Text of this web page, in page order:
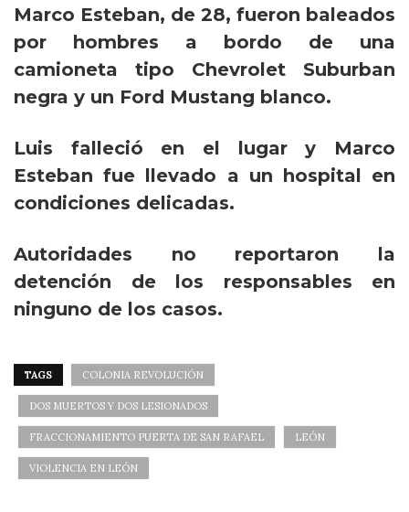
Marco Esteban, de 28, fueron baleados
por hombres a bordo de una
camioneta tipo Chevrolet Suburban
negra y un Ford Mustang blanco.
Luis falleció en el lugar y Marco
Esteban fue llevado a un hospital en
condiciones delicadas.
Autoridades no reportaron la
detención de los responsables en
ninguno de los casos.
TAGS COLONIA REVOLUCIÓN
DOS MUERTOS Y DOS LESIONADOS
FRACCIONAMIENTO PUERTA DE SAN RAFAEL LEÓN
VIOLENCIA EN LEÓN